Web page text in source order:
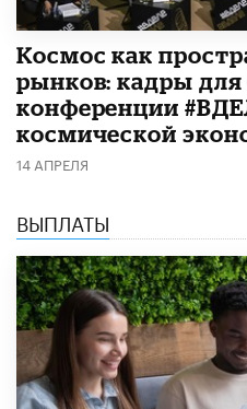
Космос как
рынков: кадры для
конференции
космической
14 АПРЕЛЯ
ВЫПЛАТЫ